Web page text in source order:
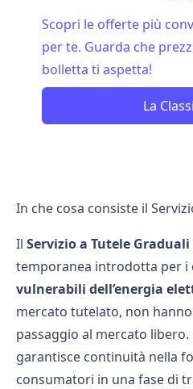
Scopri le offerte più
per te. Guarda che
bolletta ti aspetta!
La
In che cosa consiste il
Il Servizio a Tutele Graduali
temporanea introdotta per i
vulnerabili dell’energia
mercato tutelato, non
passaggio al mercato
garantisce continuità nella
consumatori in una fase di